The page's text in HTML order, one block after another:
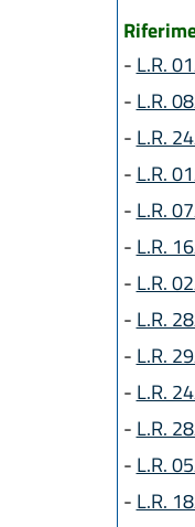
- L.R.
- L.R.
- L.R.
- L.R.
- L.R.
- L.R.
- L.R.
- L.R.
- L.R.
- L.R.
- L.R.
- L.R.
- L.R.